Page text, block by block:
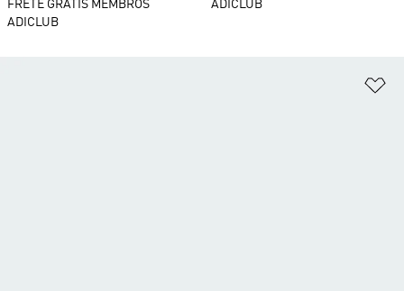
FRETE GRÁTIS MEMBROS
ADICLUB
ADICLUB